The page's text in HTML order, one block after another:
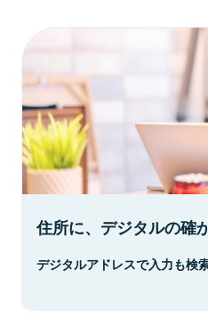
住所に、デジタルの確
デジタルアドレスで入力も検